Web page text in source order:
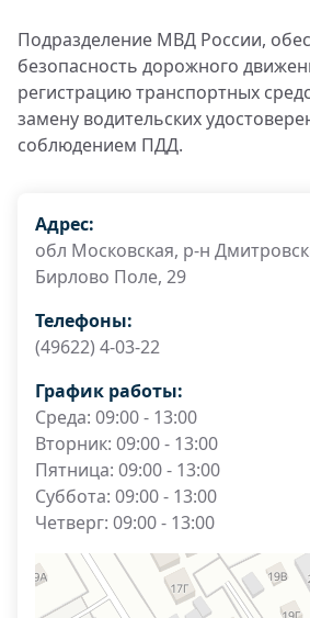
Подразделение МВД России,
безопасность дорожного
регистрацию транспортных
замену водительских
соблюдением ПДД.
Адрес:
обл Московская, р-н
Бирлово Поле, 29
Телефоны:
(49622) 4-03-22
График работы:
Среда: 09:00 - 13:00
Вторник: 09:00 - 13:00
Пятница: 09:00 - 13:00
Суббота: 09:00 - 13:00
Четверг: 09:00 - 13:00